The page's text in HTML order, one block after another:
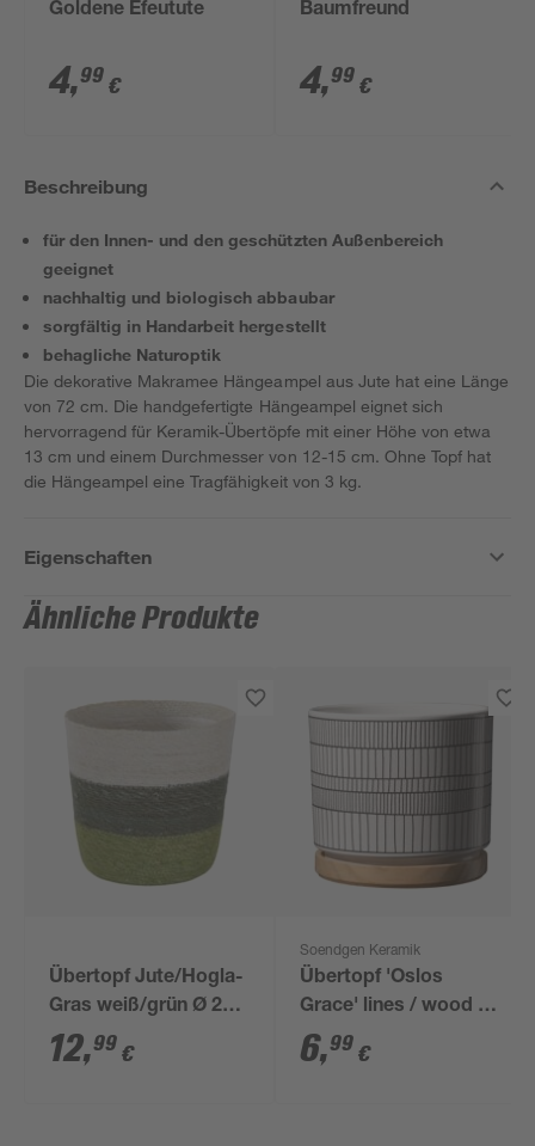
Goldene Efeutute
4,99 €
Baumfreund
4,99 €
Beschreibung
für den Innen- und den geschützten Außenbereich
geeignet
nachhaltig und biologisch abbaubar
sorgfältig in Handarbeit hergestellt
behagliche Naturoptik
Die dekorative Makramee Hängeampel aus Jute hat eine Länge
von 72 cm. Die handgefertigte Hängeampel eignet sich
hervorragend für Keramik-Übertöpfe mit einer Höhe von etwa
13 cm und einem Durchmesser von 12-15 cm. Ohne Topf hat
die Hängeampel eine Tragfähigkeit von 3 kg.
Eigenschaften
Ähnliche Produkte
Übertopf Jute/Hogla-
Gras weiß/grün Ø 20 x
19 cm
12,99 €
Soendgen Keramik
Übertopf 'Oslos
Grace' lines / wood Ø
13 x 12 cm
6,99 €